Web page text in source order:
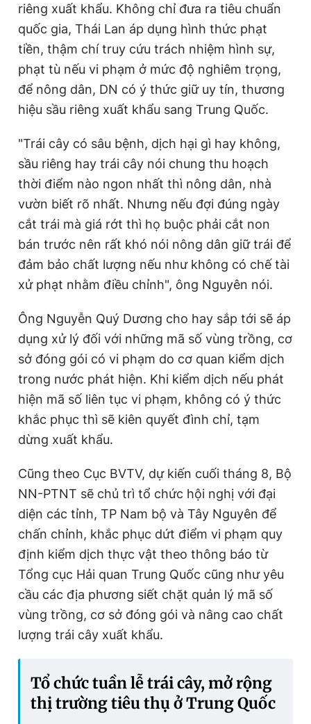
riêng xuất khẩu. Không chỉ đưa ra tiêu chuẩn
quốc gia, Thái Lan áp dụng hình thức phạt
tiền, thậm chí truy cứu trách nhiệm hình sự,
phạt tù nếu vi phạm ở mức độ nghiêm trọng,
để nông dân, DN có ý thức giữ uy tín, thương
hiệu sầu riêng xuất khẩu sang Trung Quốc.
"Trái cây có sâu bệnh, dịch hại gì hay không,
sầu riêng hay trái cây nói chung thu hoạch
thời điểm nào ngon nhất thì nông dân, nhà
vườn biết rõ nhất. Nhưng nếu đợi đúng ngày
cắt trái mà giá rớt thì họ buộc phải cắt non
bán trước nên rất khó nói nông dân giữ trái để
đảm bảo chất lượng nếu như không có chế tài
xử phạt nhằm điều chỉnh", ông Nguyên nói.
Ông Nguyễn Quý Dương cho hay sắp tới sẽ áp
dụng xử lý đối với những mã số vùng trồng, cơ
sở đóng gói có vi phạm do cơ quan kiểm dịch
trong nước phát hiện. Khi kiểm dịch nếu phát
hiện mã số liên tục vi phạm, không có ý thức
khắc phục thì sẽ kiên quyết đình chỉ, tạm
dừng xuất khẩu.
Cũng theo Cục BVTV, dự kiến cuối tháng 8, Bộ
NN-PTNT sẽ chủ trì tổ chức hội nghị với đại
diện các tỉnh, TP Nam bộ và Tây Nguyên để
chấn chỉnh, khắc phục dứt điểm vi phạm quy
định kiểm dịch thực vật theo thông báo từ
Tổng cục Hải quan Trung Quốc cũng như yêu
cầu các địa phương siết chặt quản lý mã số
vùng trồng, cơ sở đóng gói và nâng cao chất
lượng trái cây xuất khẩu.
Tổ chức tuần lễ trái cây, mở rộng
thị trường tiêu thụ ở Trung Quốc